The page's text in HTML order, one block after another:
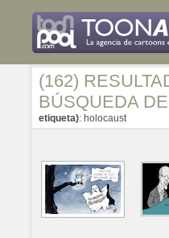
(162)
BÚSQUEDA
etiqueta): holocaust